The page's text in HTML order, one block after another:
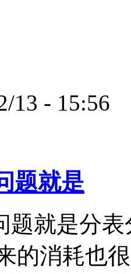
13 - 15:56
题就是
题就是分
的消耗也